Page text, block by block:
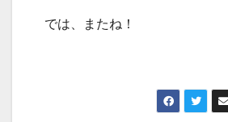
では、またね！